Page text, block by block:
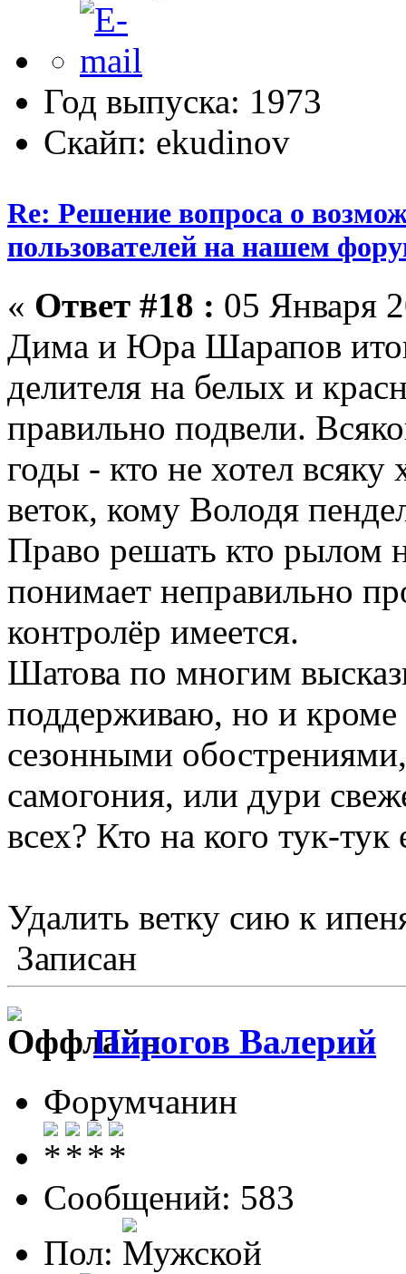
Год выпуска: 1973
Скайп: ekudinov
Re: Решение вопроса о
пользователей на нашем
« Ответ #18 : 05 Января
Дима и Юра Шарапов
делителя на белых и
правильно подвели.
годы - кто не хотел
веток, кому Володя
Право решать кто рылом
понимает неправильно
контролёр имеется.
Шатова по многим
поддерживаю, но и кроме
сезонными
самогония, или дури
всех? Кто на кого тук-
Удалить ветку сию к
Записан
Пирогов Валерий
Форумчанин
Сообщений: 583
Пол: